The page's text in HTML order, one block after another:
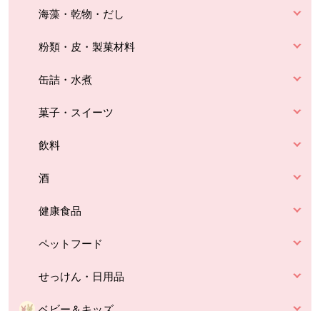
海藻・乾物・だし
粉類・皮・製菓材料
缶詰・水煮
菓子・スイーツ
飲料
酒
健康食品
ペットフード
せっけん・日用品